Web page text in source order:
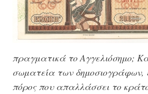
πραγματικά το Αγγελιόσημο;
σωματεία των δημοσιογράφων,
πόρος που απαλλάσσει το